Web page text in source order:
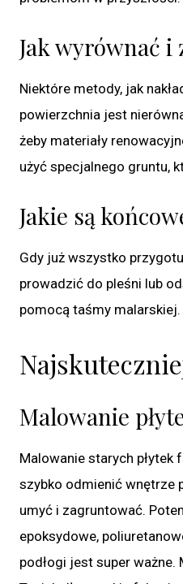
Jak wyrównać
Niektóre metody, jak
powierzchnia jest
żeby materiały
użyć specjalnego gruntu,
Jakie są
Gdy już wszystko
prowadzić do pleśni lub
pomocą taśmy
Malowanie
Malowanie starych
szybko odmienić wnętrze
umyć i zagruntować.
epoksydowe,
podłogi jest super ważne.